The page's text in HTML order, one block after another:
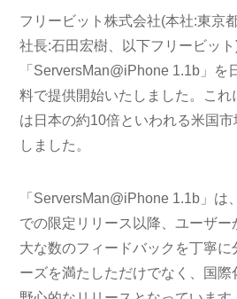
フリービット株式会社(本社:東京
社長:石田宏樹、以下フリービッ
「ServersMan@iPhone 1.1b」
料で提供開始いたしました。これ
は日本の約10倍といわれる米国
しました。
「ServersMan@iPhone 1.1b」は
での限定リリース以降、ユーザ
大な数のフィードバックを丁寧に
ーズを満たしただけでなく、国